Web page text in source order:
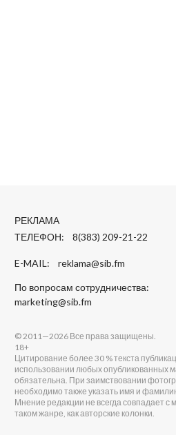
РЕКЛАМА
ТЕЛЕФОН: 8(383) 209-21-22
E-MAIL: reklama@sib.fm
По вопросам сотрудничества:
marketing@sib.fm
© 2011—2026 Все права защищены.
18+
Цитирование более 30 % текста
использовании любых опубликованных
обязательна. При заимствовании
необходимо также указать имя и
Мнение редакции не всегда совпадает
таком жанре, как авторские колонки.